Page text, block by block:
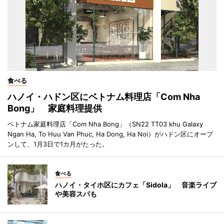
食べる
ハノイ・ハドン区にベトナム料理店「Com Nha
Bong」 家庭料理提供
ベトナム家庭料理店「Com Nha Bong」（SN22 TT03 khu Galaxy
Ngan Ha, To Huu Van Phuc, Ha Dong, Ha Noi）がハドン区にオープ
ンして、1月3日で1カ月がたった。
食べる
ハノイ・タイホ区にカフェ「Sidola」 音楽ライブ
や美容スパも